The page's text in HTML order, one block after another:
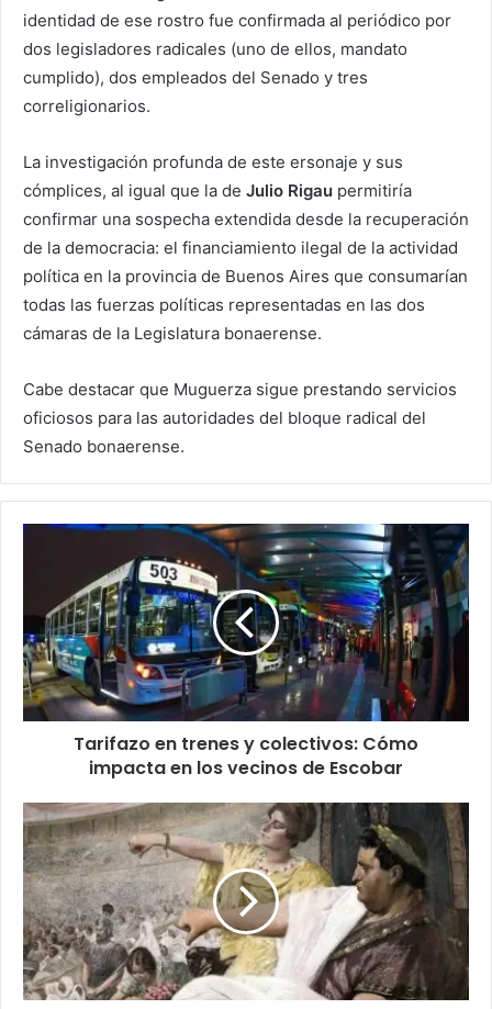
identidad de ese rostro fue confirmada al periódico por
dos legisladores radicales (uno de ellos, mandato
cumplido), dos empleados del Senado y tres
correligionarios.
La investigación profunda de este ersonaje y sus
cómplices, al igual que la de Julio Rigau permitiría
confirmar una sospecha extendida desde la recuperación
de la democracia: el financiamiento ilegal de la actividad
política en la provincia de Buenos Aires que consumarían
todas las fuerzas políticas representadas en las dos
cámaras de la Legislatura bonaerense.
Cabe destacar que Muguerza sigue prestando servicios
oficiosos para las autoridades del bloque radical del
Senado bonaerense.
Tarifazo en trenes y colectivos: Cómo
impacta en los vecinos de Escobar